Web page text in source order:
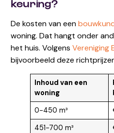
keuring?
De kosten van een
woning. Dat hangt onder
het huis. VolgensVereniging
bijvoorbeeld deze
Inhoud van een
woning
0-450 m³
451-700 m³